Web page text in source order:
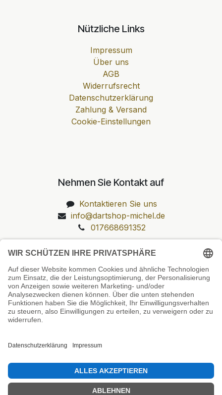
Nützliche Links
Impressum
Über uns
AGB
Widerrufsrecht
Datenschutzerklärung
Zahlung & Versand
Cookie-Einstellungen
Nehmen Sie Kontakt auf
Kontaktieren Sie uns
info@dartshop-michel.de
017668691352
Unsere Prüfsiegel